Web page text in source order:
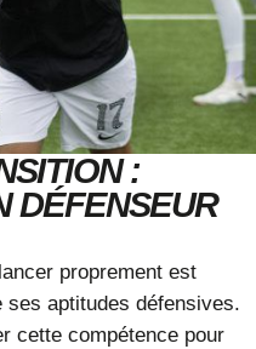
:
DÉFENSEUR
proprement est
aptitudes défensives.
cette compétence pour